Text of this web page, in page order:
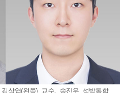
상엽(왼쪽) 교수, 송진우 석박통합